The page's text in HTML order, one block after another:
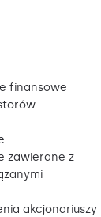
finansowe
zawierane z
akcjonariuszy